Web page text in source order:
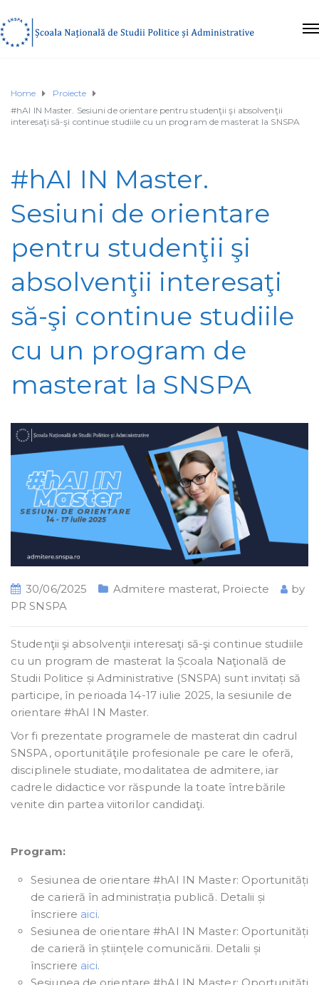
Home
Proiecte
#hAI IN Master. Sesiuni de orientare pentru studenţii şi absolvenţii
interesaţi să-şi continue studiile cu un program de masterat la SNSPA
#hAI IN Master.
Sesiuni de orientare
pentru studenţii şi
absolvenţii interesaţi
să-şi continue studiile
cu un program de
masterat la SNSPA
30/06/2025 Admitere masterat, Proiecte
by
PR SNSPA
Studenţii şi absolvenţii interesaţi să-şi continue studiile
cu un program de masterat la Școala Naţională de
Studii Politice și Administrative (SNSPA) sunt invitați să
participe, în perioada 14-17 iulie 2025, la sesiunile de
orientare #hAI IN Master.
Vor fi prezentate programele de masterat din cadrul
SNSPA, oportunităţile profesionale pe care le oferă,
disciplinele studiate, modalitatea de admitere, iar
cadrele didactice vor răspunde la toate întrebările
venite din partea viitorilor candidaţi.
Program:
Sesiunea de orientare #hAI IN Master: Oportunități
de carieră în administrația publică. Detalii și
înscriere aici.
Sesiunea de orientare #hAI IN Master: Oportunități
de carieră în științele comunicării. Detalii și
înscriere aici.